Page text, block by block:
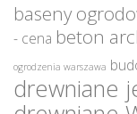
baseny
- cena beton
ogrodzenia warszawa
drewniane